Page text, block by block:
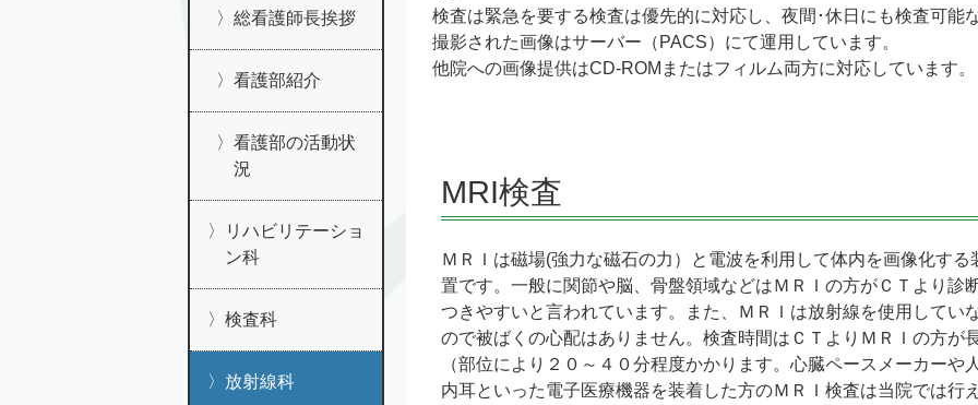
総看護師長挨拶
看護部紹介
看護部の活動状
況
リハビリテーショ
ン科
検査科
放射線科
検査は緊急を要する検査は優先的に対応し、夜間･休日にも検査可能
撮影された画像はサーバー（PACS）にて運用しています。
他院への画像提供はCD-ROMまたはフィルム両方に対応しています。
MRI検査
ＭＲＩは磁場(強力な磁石の力）と電波を利用して体内を画像化する
置です。一般に関節や脳、骨盤領域などはＭＲＩの方がＣＴより診
つきやすいと言われています。また、ＭＲＩは放射線を使用してい
ので被ばくの心配はありません。検査時間はＣＴよりＭＲＩの方が
（部位により２０～４０分程度かかります。心臓ペースメーカーや
内耳といった電子医療機器を装着した方のＭＲＩ検査は当院では行